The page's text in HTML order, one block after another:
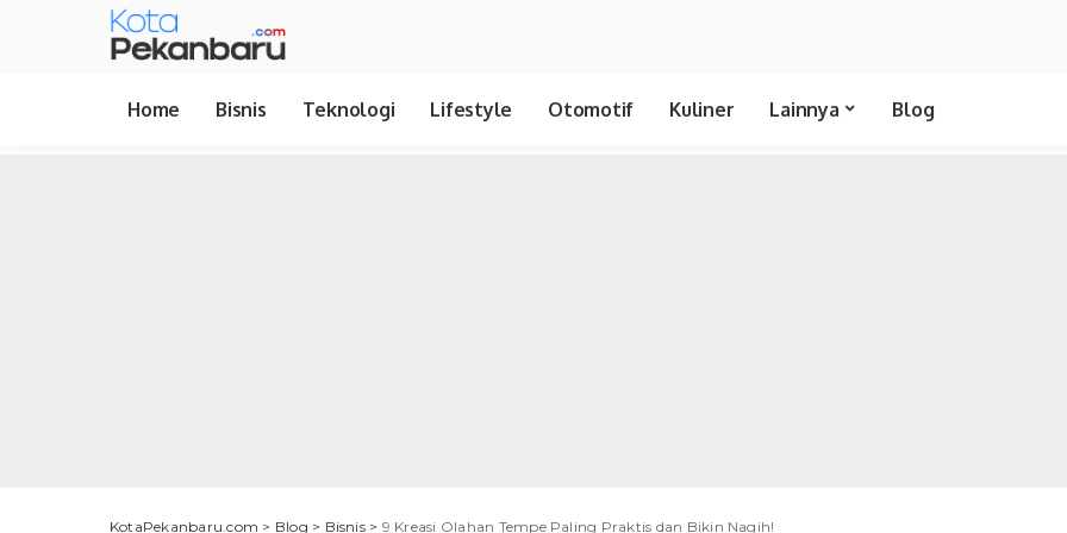
Home Bisnis Teknologi Lifestyle Otomotif Kuliner Lainnya Blog
KotaPekanbaru.com > Blog > Bisnis > 9 Kreasi Olahan Tempe Paling Praktis dan Bikin Nagih!